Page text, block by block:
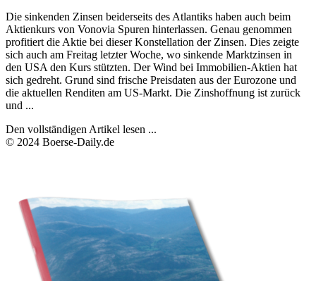
Die sinkenden Zinsen beiderseits des Atlantiks haben auch beim
Aktienkurs von Vonovia Spuren hinterlassen. Genau genommen
profitiert die Aktie bei dieser Konstellation der Zinsen. Dies zeigte
sich auch am Freitag letzter Woche, wo sinkende Marktzinsen in
den USA den Kurs stützten. Der Wind bei Immobilien-Aktien hat
sich gedreht. Grund sind frische Preisdaten aus der Eurozone und
die aktuellen Renditen am US-Markt. Die Zinshoffnung ist zurück
und ...
Den vollständigen Artikel lesen ...
© 2024 Boerse-Daily.de